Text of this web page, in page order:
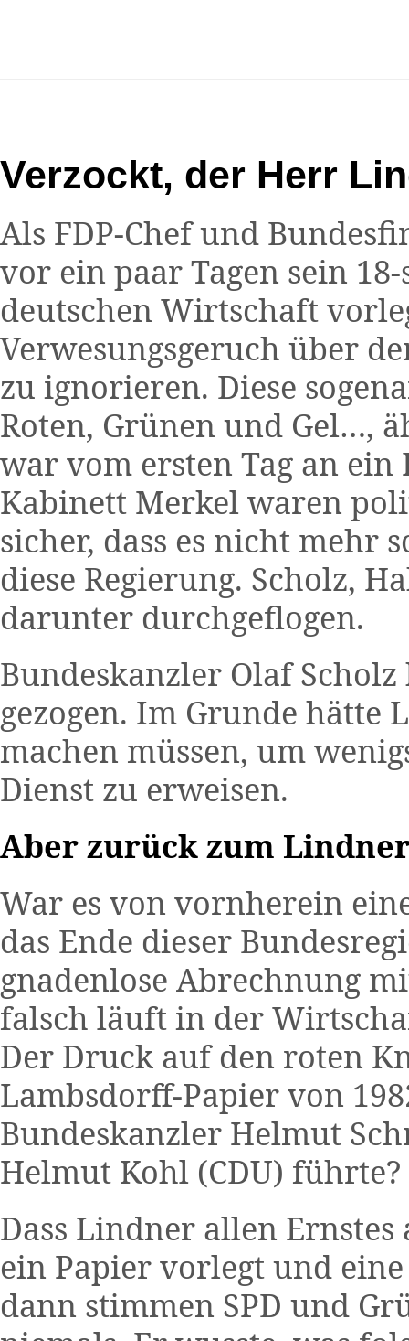
Verzockt, der Herr
Als FDP-Chef und
vor ein paar Tagen sein
deutschen Wirtschaft
Verwesungsgeruch über
zu ignorieren. Diese
Roten, Grünen und Gel…,
war vom ersten Tag an ein
Kabinett Merkel waren
sicher, dass es nicht mehr
diese Regierung. Scholz,
darunter durchgeflogen.
Bundeskanzler Olaf
gezogen. Im Grunde hätte
machen müssen, um
Dienst zu erweisen.
Aber zurück zum
War es von vornherein
das Ende dieser
gnadenlose Abrechnung
falsch läuft in der
Der Druck auf den roten
Lambsdorff-Papier von
Bundeskanzler Helmut
Helmut Kohl (CDU) führte?
Dass Lindner allen
ein Papier vorlegt und
dann stimmen SPD und